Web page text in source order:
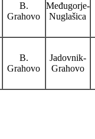
B.
Grahovo
Međugorje-
Nuglašica
B.
Grahovo
Jadovnik-
Grahovo